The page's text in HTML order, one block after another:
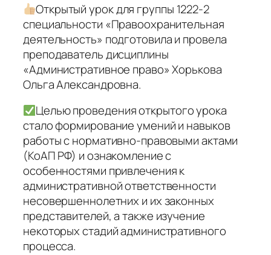
Открытый урок для группы 1222-2
специальности «Правоохранительная
деятельность» подготовила и провела
преподаватель дисциплины
«Административное право» Хорькова
Ольга Александровна.
Целью проведения открытого урока
стало формирование умений и навыков
работы с нормативно-правовыми актами
(КоАП РФ) и ознакомление с
особенностями привлечения к
административной ответственности
несовершеннолетних и их законных
представителей, а также изучение
некоторых стадий административного
процесса.